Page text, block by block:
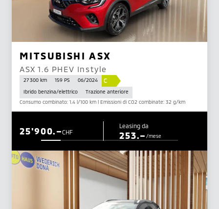
MITSUBISHI ASX
ASX 1.6 PHEV Instyle
27 300 km 159 PS 06/2024 C
Ibrido benzina/elettrico
Trazione anteriore
Consumo combinato: 1.4 l/100 km | Emissioni di CO2 combinate: 32 g/km
CHF
25'900.– Leasing da
253.–/mese